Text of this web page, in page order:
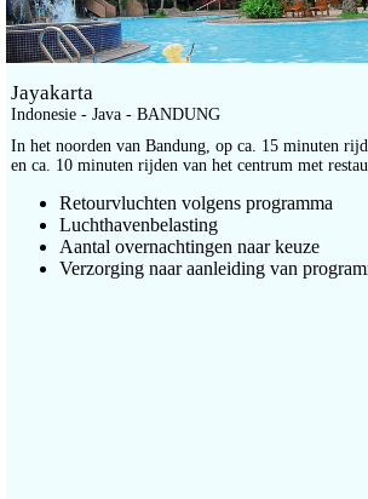
Jayakarta
Indonesie - Java - BANDUNG
In het noorden van Bandung, op ca. 15 minuten
en ca. 10 minuten rijden van het centrum met
Retourvluchten volgens programma
Luchthavenbelasting
Aantal overnachtingen naar keuze
Verzorging naar aanleiding van